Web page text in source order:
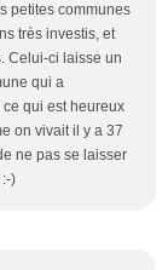
petites communes
très investis, et
Celui-ci laisse un
qui a
qui est heureux
on vivait il y a 37
ne pas se laisser
)